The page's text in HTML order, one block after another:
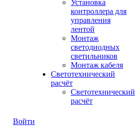
Установка
контроллера для
управления
лентой
Монтаж
светодиодных
светильников
Монтаж кабеля
Светотехнический
расчёт
Светотехнический
расчёт
Войти